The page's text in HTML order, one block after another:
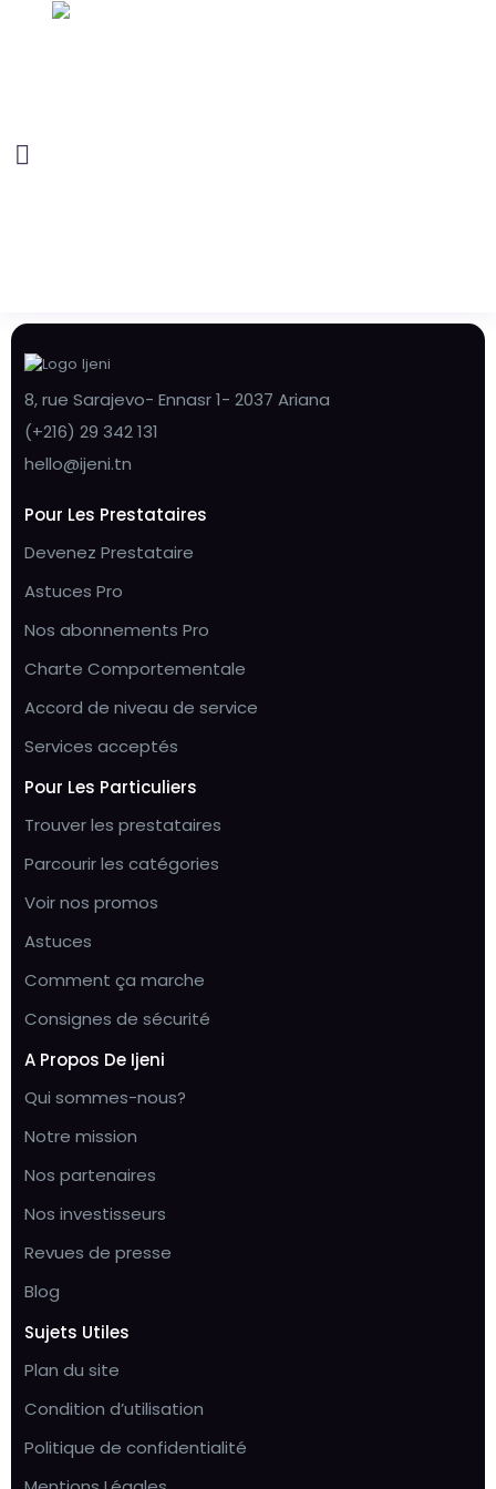
8, rue Sarajevo- Ennasr 1- 2037 Ariana
(+216) 29 342 131
hello@ijeni.tn
Pour Les Prestataires
Devenez Prestataire
Astuces Pro
Nos abonnements Pro
Charte Comportementale
Accord de niveau de service
Services acceptés
Pour Les Particuliers
Trouver les prestataires
Parcourir les catégories
Voir nos promos
Astuces
Comment ça marche
Consignes de sécurité
A Propos De Ijeni
Qui sommes-nous?
Notre mission
Nos partenaires
Nos investisseurs
Revues de presse
Blog
Sujets Utiles
Plan du site
Condition d’utilisation
Politique de confidentialité